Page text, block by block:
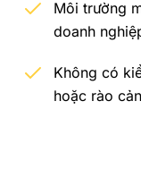
Môi trường
doanh
Không có
hoặc rào